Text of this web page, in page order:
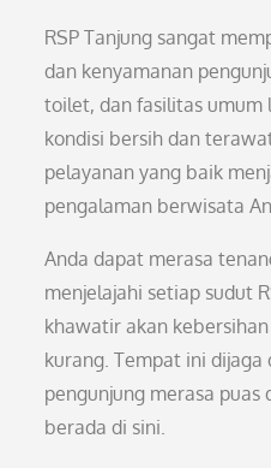
RSP Tanjung sangat
dan kenyamanan
toilet, dan fasilitas umum
kondisi bersih dan
pelayanan yang baik
pengalaman berwisata
Anda dapat merasa
menjelajahi setiap sudut
khawatir akan
kurang. Tempat ini
pengunjung merasa puas
berada di sini.